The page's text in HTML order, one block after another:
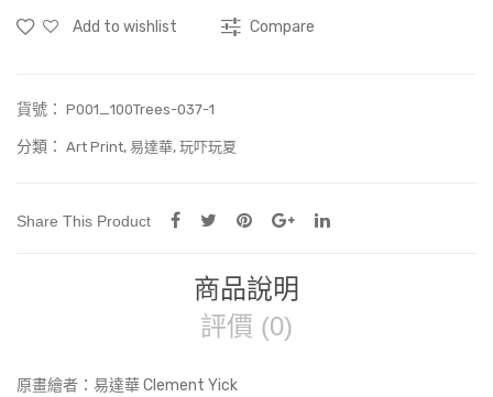
天
悠
悠
林-037
Add to wishlist Compare
貨號： P001_100Trees-037-1
分類： Art Print, 易達華, 玩吓玩夏
Share This Product
商品說明
評價 (0)
原畫繪者：易達華 Clement Yick